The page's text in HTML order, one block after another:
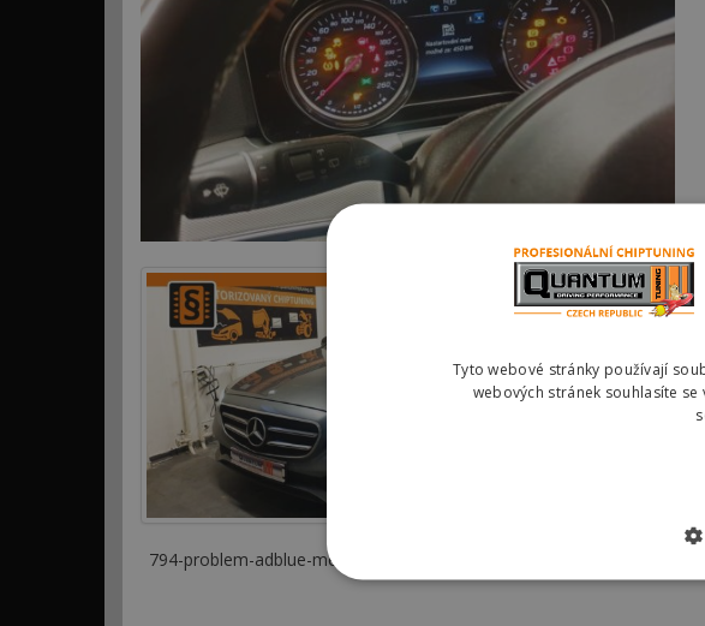
794-problem-adblue-mercedes-e-220d-p208c-p13df
Tyto webové stránky používají
webových stránek souhlasíte